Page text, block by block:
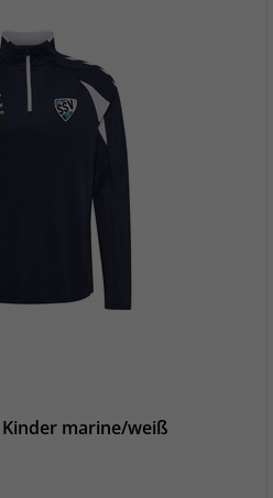
Kinder marine/weiß